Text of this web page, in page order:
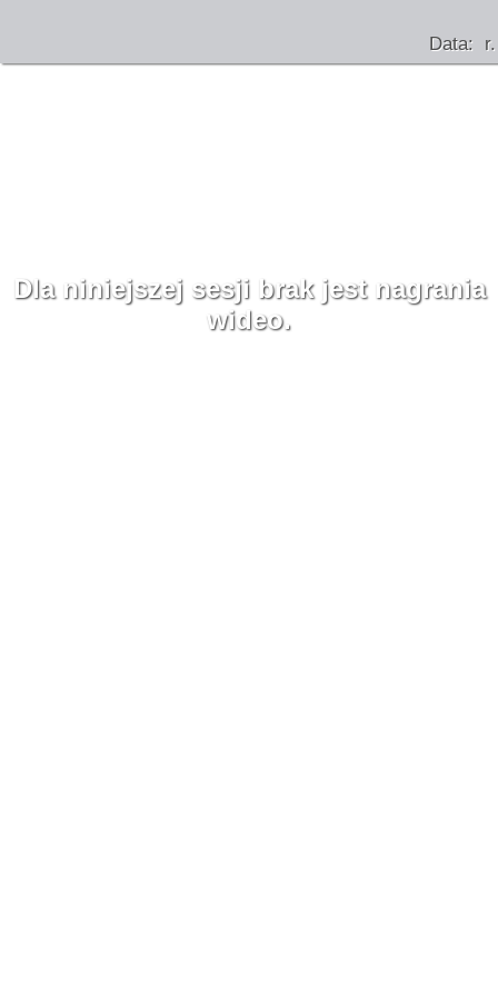
Data: r.
Dla niniejszej sesji brak jest nagrania
wideo.